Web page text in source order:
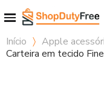
Início Apple
Carteira em tecido